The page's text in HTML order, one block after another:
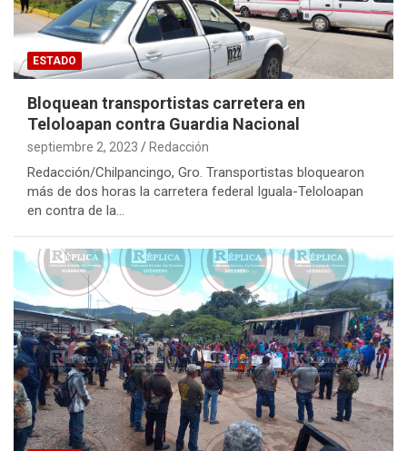
ESTADO
Bloquean transportistas carretera en
Teloloapan contra Guardia Nacional
septiembre 2, 2023 Redacción
Redacción/Chilpancingo, Gro. Transportistas bloquearon
más de dos horas la carretera federal Iguala-Teloloapan
en contra de la…